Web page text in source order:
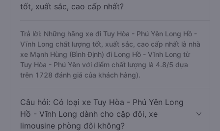
tốt, xuất sắc, cao cấp nhất?
Trả lời: Những hãng xe đi Tuy Hòa - Phú Yên Long Hồ -
Vĩnh Long chất lượng tốt, xuất sắc, cao cấp nhất là nhà
xe Mạnh Hùng (Bình Định) đi Long Hồ - Vĩnh Long từ
Tuy Hòa - Phú Yên với điểm chất lượng là 4.8/5 dựa
trên 1728 đánh giá của khách hàng).
Câu hỏi: Có loại xe Tuy Hòa - Phú Yên Long
Hồ - Vĩnh Long dành cho cặp đôi, xe
limousine phòng đôi không?